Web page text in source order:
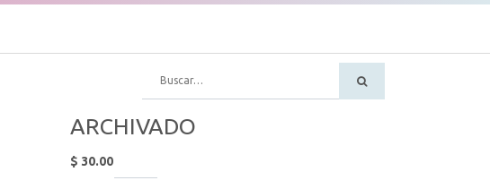
ARCHIVADO
$ 30.00